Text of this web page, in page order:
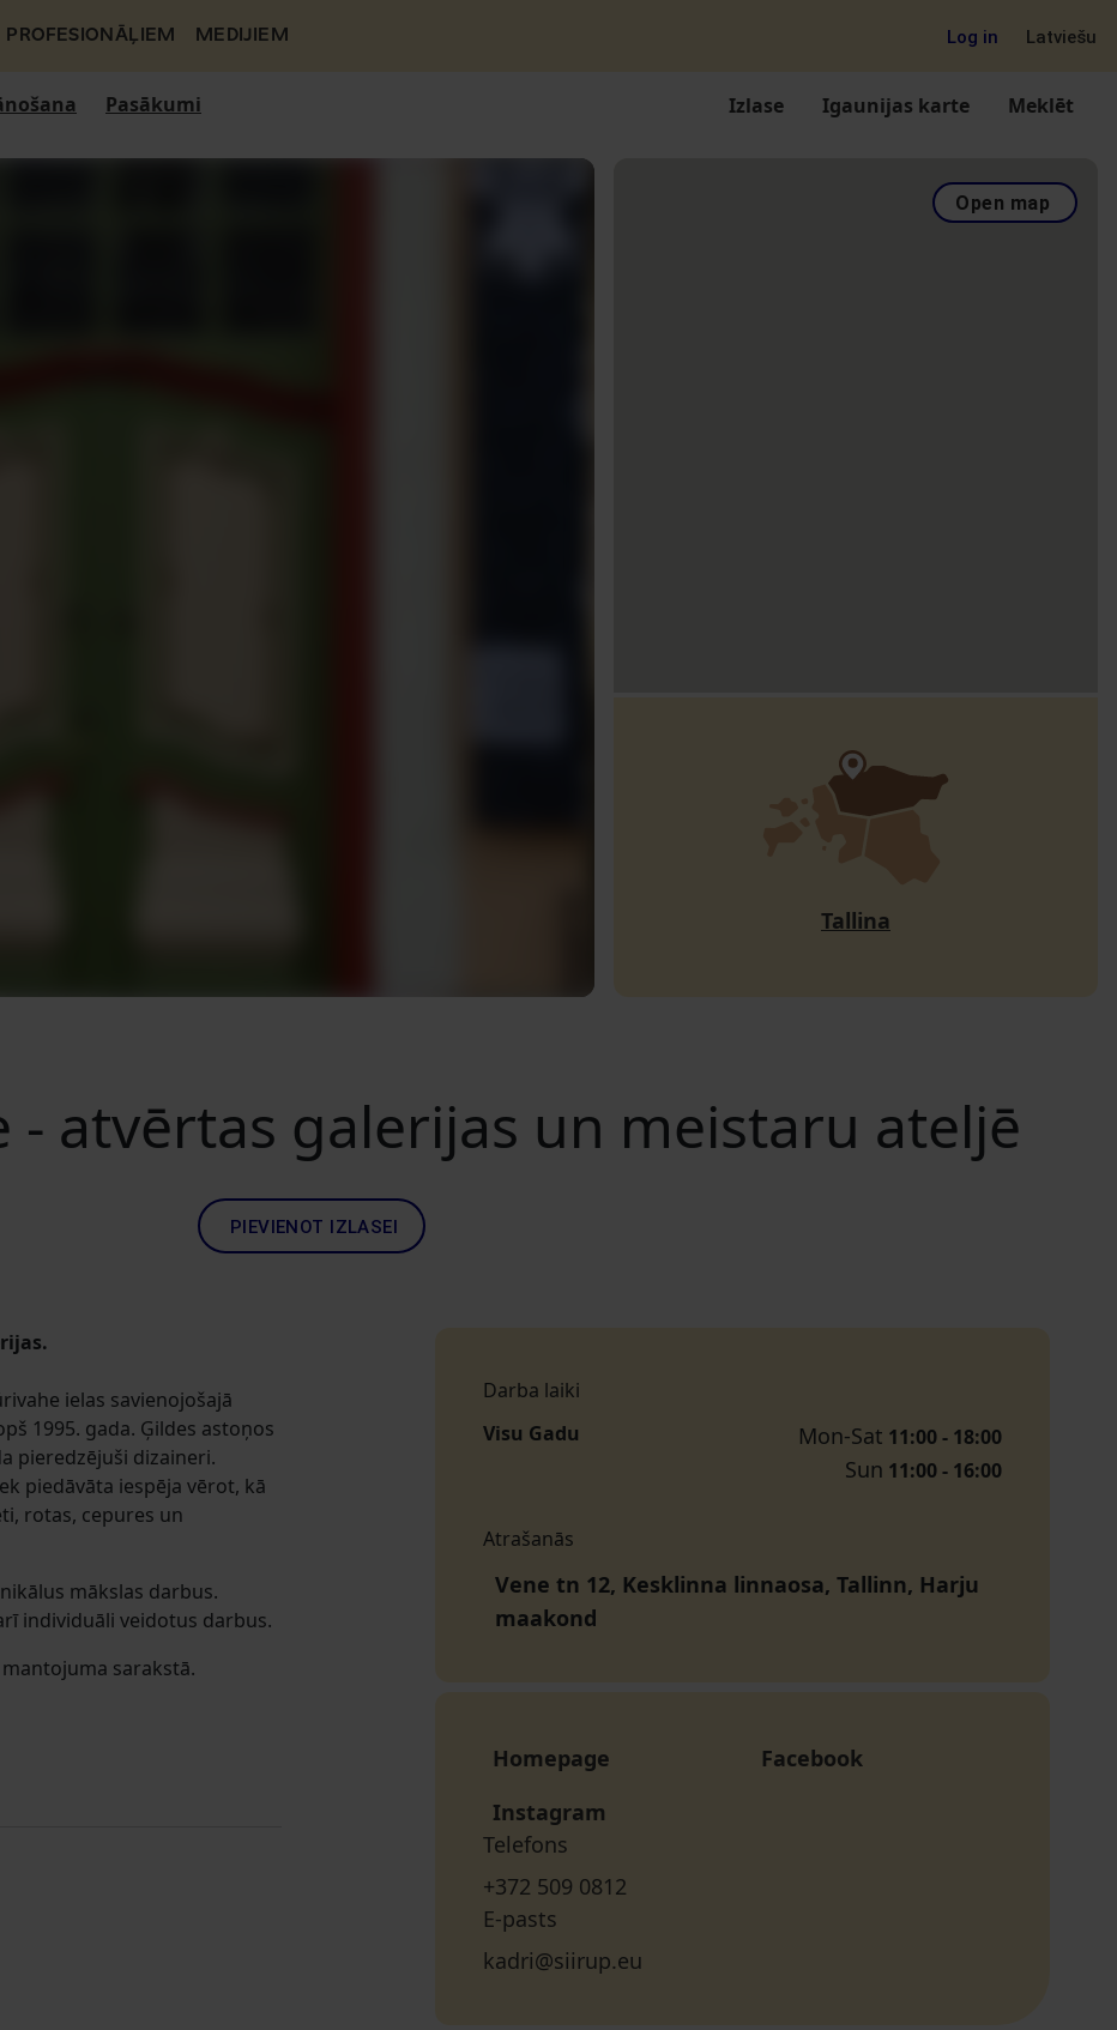
PROFESIONĀĻIEM MEDIJIEM Log in Latviešu
Pasākumi Izlase Igaunijas karte Meklēt
Open map
Tallina
- atvērtas galerijas un meistaru ateljē
PIEVIENOT IZLASEI
ielas savienojošajā
1995. gada. Ģildes astoņos
pieredzējuši dizaineri.
piedāvāta iespēja vērot, kā
rotas, cepures un
mākslas darbus.
individuāli veidotus darbus.
mantojuma sarakstā.
Darba laiki
Visu Gadu
Mon-Sat 11:00 - 18:00
Sun 11:00 - 16:00
Atrašanās
Vene tn 12, Kesklinna linnaosa, Tallinn, Harju
maakond
Homepage
Facebook
Instagram
Telefons
+372 509 0812
E-pasts
kadri@siirup.eu